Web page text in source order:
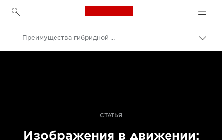
Canon Logo, back to
Преимущества гибридной съемки
СТАТЬЯ
Изображения в движении: